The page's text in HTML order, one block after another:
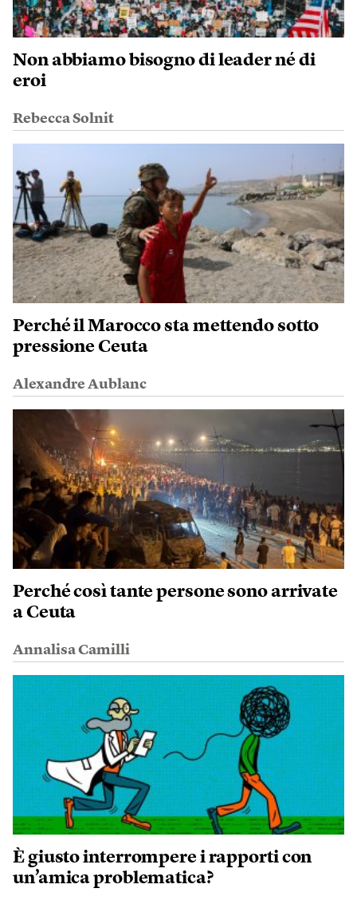
Non abbiamo bisogno di leader né di
eroi
Rebecca Solnit
Perché il Marocco sta mettendo sotto
pressione Ceuta
Alexandre Aublanc
Perché così tante persone sono arrivate
a Ceuta
Annalisa Camilli
È giusto interrompere i rapporti con
un’amica problematica?